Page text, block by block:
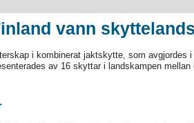
vann
i kombinerat jaktskytte, som avgjordes
av 16 skyttar i landskampen mellan